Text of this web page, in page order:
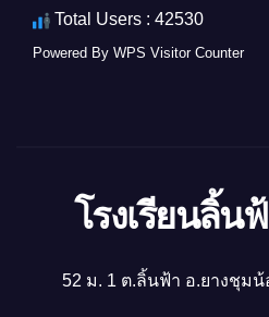
Total Users : 42530
Powered By WPS Visitor Counter
โรงเรียนลิ้น
52 ม. 1 ต.ลิ้นฟ้า อ.ยางชุมน้